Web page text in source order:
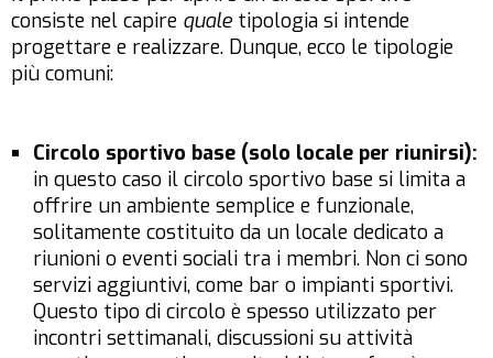
consiste nel capire quale tipologia si intende
progettare e realizzare. Dunque, ecco le tipologie
più comuni:
Circolo sportivo base (solo locale per riunirsi):
in questo caso il circolo sportivo base si limita a
offrire un ambiente semplice e funzionale,
solitamente costituito da un locale dedicato a
riunioni o eventi sociali tra i membri. Non ci sono
servizi aggiuntivi, come bar o impianti sportivi.
Questo tipo di circolo è spesso utilizzato per
incontri settimanali, discussioni su attività